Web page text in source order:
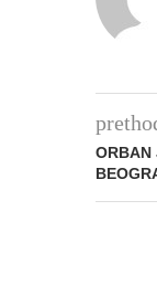
ORBAN